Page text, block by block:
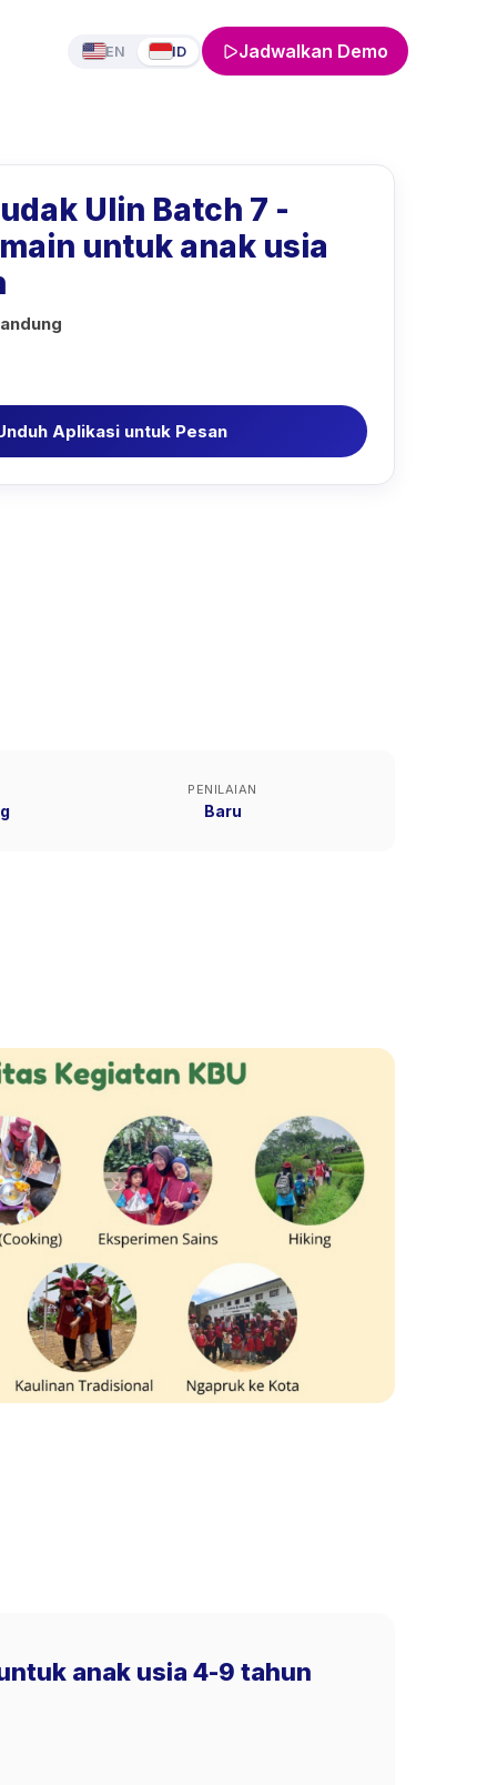
EN ID Jadwalkan Demo
Ulin Batch 7 -
untuk anak usia
Aplikasi untuk Pesan
PENILAIAN
Baru
anak usia 4-9 tahun